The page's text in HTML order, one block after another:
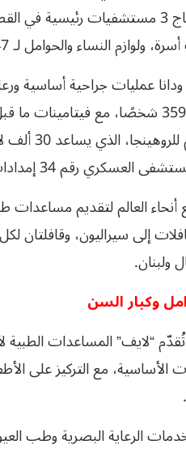
من خلال إدخال 15 قافلة لتغطي احتياج 3
عمليات جراحية أساسية
وفي السودان تقديم العلاج الطبي لـ 3598
تم إنشاء
رقم 34 إمدادات طبية حيوية.
سوريا، و7 قافلات إلى مالي، و3 قافلات إلى
ولبنان.
وكبار السن
الأساسية، مع التركيز على
الرعاية البصرية وطب